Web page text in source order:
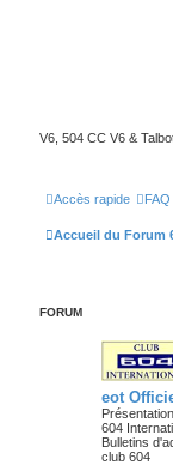
V6, 504 CC V6 &
Accès rapide FAQ
Accueil du Forum
FORUM
eot
604
Bulletins
club 604